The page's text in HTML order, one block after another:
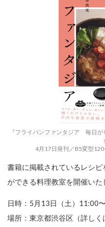
『フライパンファンタジア 毎日
4月17日発刊／B5変型
書籍に掲載されているレシ
ができる料理教室を開催いた
日時：5月13日（土）11:00
場所：東京都渋谷区（詳し